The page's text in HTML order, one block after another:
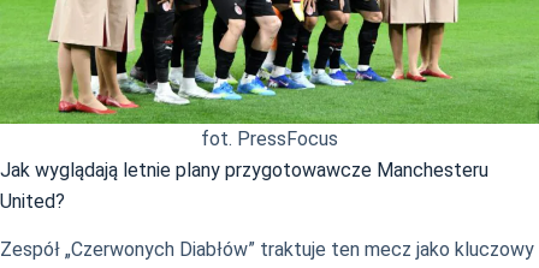
fot. PressFocus
Jak wyglądają letnie plany przygotowawcze Manchesteru
United?
Zespół „Czerwonych Diabłów” traktuje ten mecz jako kluczowy